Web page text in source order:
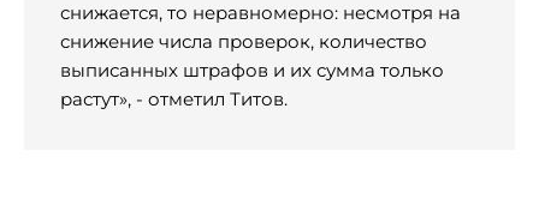
снижается, то неравномерно: несмотря на
снижение числа проверок, количество
выписанных штрафов и их сумма только
растут», - отметил Титов.